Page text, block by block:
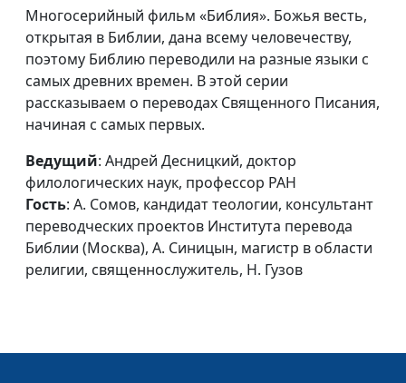
Зайцев, доктор теологии,
кандидат философских наук,
А.Сомов, кандидат теологии,
консультант переводческих
проектов Института перевода
Библии (Москва), Л. Плахова.
Текстология
Ветхого Завета
Иван Лобанов, ведущий
научный сотрудник Института
перевода Библии им. М. П.
Кулакова, А. Сомов, кандидат
теологии, консультант
переводческих проектов
Многосерийный фильм «Библия». Божья весть,
открытая в Библии, дана всему человечеству,
поэтому Библию переводили на разные языки с
самых древних времен. В этой серии
рассказываем о переводах Священного Писания,
начиная с самых первых.
Ведущий: Андрей Десницкий, доктор
филологических наук, профессор РАН
Гость: А. Сомов, кандидат теологии, консультант
переводческих проектов Института перевода
Библии (Москва), А. Синицын, магистр в области
религии, священнослужитель, Н. Гузов